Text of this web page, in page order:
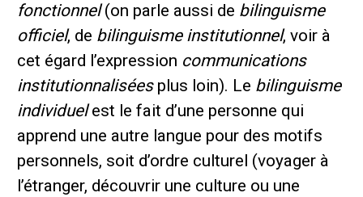
fonctionnel(on parle aussi de bilinguisme
officiel, de bilinguisme institutionnel, voir à
cet égard l’expression communications
institutionnaliséesplus loin). Le bilinguisme
individuelest le fait d’une personne qui
apprend une autre langue pour des motifs
personnels, soit d’ordre culturel (voyager à
l’étranger, découvrir une culture ou une